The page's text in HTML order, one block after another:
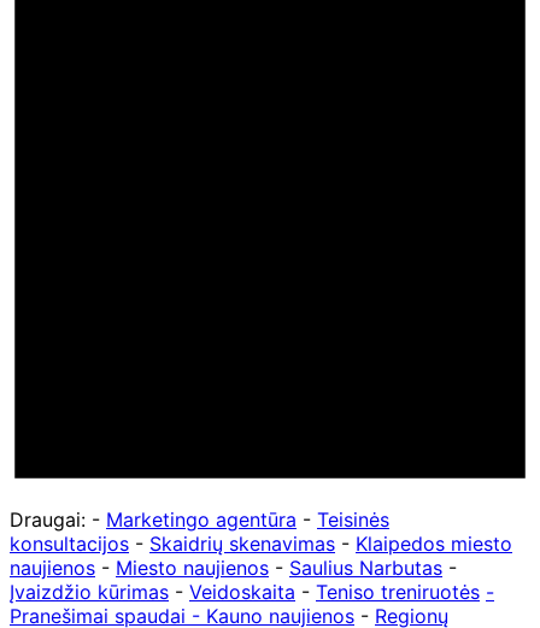
Draugai: - Marketingo agentūra - Teisinės
konsultacijos - Skaidrių skenavimas - Klaipedos miesto
naujienos - Miesto naujienos - Saulius Narbutas -
Įvaizdžio kūrimas - Veidoskaita - Teniso treniruotės -
Pranešimai spaudai - Kauno naujienos - Regionų